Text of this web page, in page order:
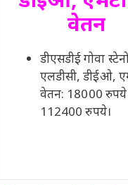
वेतन
डीएसडीई गोवा
एलडीसी, डीईओ,
वेतन: 18000
112400 रुपये।